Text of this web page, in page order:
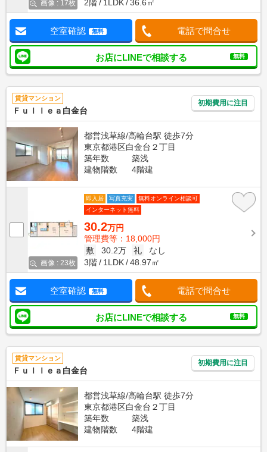
画像 : 17枚 2階 1LDK 36.6㎡
空室確認 無料 電話で問合せ
お店にLINEで相談する 無料
賃貸マンション
Ｆｕｌｌｅａ白金台
初期費用に注目
都営浅草線/高輪台駅 徒歩7分
東京都港区白金台２丁目
築年数
築浅
建物階数
4階建
画像 : 23枚
即入居 写真充実
無料オンライン相談可
インターネット無料
30.2万円
管理費等：18,000円
敷
30.2万 礼
なし
3階
1LDK 48.97㎡
空室確認 無料 電話で問合せ
お店にLINEで相談する 無料
賃貸マンション
Ｆｕｌｌｅａ白金台
初期費用に注目
都営浅草線/高輪台駅 徒歩7分
東京都港区白金台２丁目
築年数
築浅
建物階数
4階建